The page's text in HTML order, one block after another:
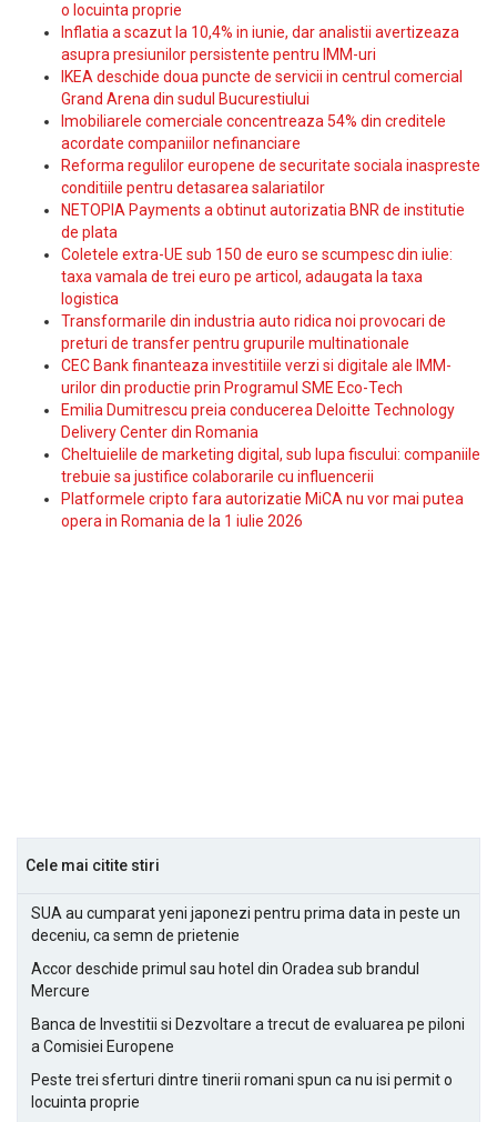
o locuinta proprie
Inflatia a scazut la 10,4% in iunie, dar analistii avertizeaza
asupra presiunilor persistente pentru IMM-uri
IKEA deschide doua puncte de servicii in centrul comercial
Grand Arena din sudul Bucurestiului
Imobiliarele comerciale concentreaza 54% din creditele
acordate companiilor nefinanciare
Reforma regulilor europene de securitate sociala inaspreste
conditiile pentru detasarea salariatilor
NETOPIA Payments a obtinut autorizatia BNR de institutie
de plata
Coletele extra-UE sub 150 de euro se scumpesc din iulie:
taxa vamala de trei euro pe articol, adaugata la taxa
logistica
Transformarile din industria auto ridica noi provocari de
preturi de transfer pentru grupurile multinationale
CEC Bank finanteaza investitiile verzi si digitale ale IMM-
urilor din productie prin Programul SME Eco-Tech
Emilia Dumitrescu preia conducerea Deloitte Technology
Delivery Center din Romania
Cheltuielile de marketing digital, sub lupa fiscului: companiile
trebuie sa justifice colaborarile cu influencerii
Platformele cripto fara autorizatie MiCA nu vor mai putea
opera in Romania de la 1 iulie 2026
Cele mai citite stiri
SUA au cumparat yeni japonezi pentru prima data in peste un
deceniu, ca semn de prietenie
Accor deschide primul sau hotel din Oradea sub brandul
Mercure
Banca de Investitii si Dezvoltare a trecut de evaluarea pe piloni
a Comisiei Europene
Peste trei sferturi dintre tinerii romani spun ca nu isi permit o
locuinta proprie